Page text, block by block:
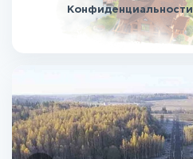
Конфиденциальности